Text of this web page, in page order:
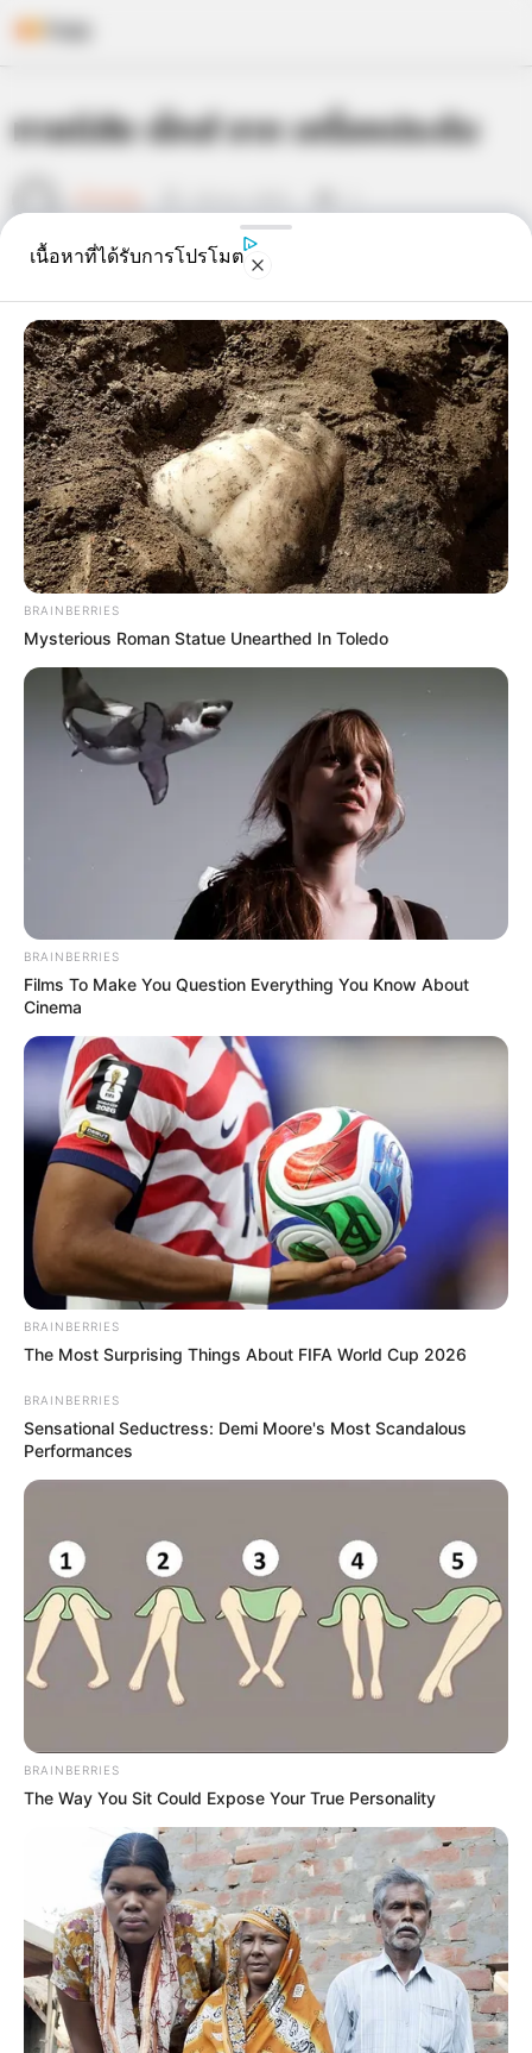
to
content
ทายนิสัย เซ็กส์ จาก เครื่องประดับ
แชร์
ทายนิสัย เซ็กส์ จาก เครื่องประดับ
สิ่งของหลายๆอย่างที่อยู่รอบตัวคุณล้วนแต่นำมา ทายนิสัย
ต่างๆ ที่อยู่ในตัวคุณได้ ไม่เว้นแม้กระทั่ง เครื่องประดับ ที่
สามารถบอกได้ว่าคุณมี ความนิยม เซ็กส์ แบบไหน
คุณชอบใส่ เครื่องประดับ แบบไหนกันครับ
ต่างหูคุณเป็นคนเคร่งครัดในจารีตประเพณี ทุกอย่างต้อง
ถูกต้องตามขนบธรรมเนียม ไม่ชิงสุกก่อนห่ามแน่นอน ใน
สายตาของผู้ชาย คุณคือผู้หญิงในอุดมคติของเขาเลยที
เดียว
เนื้อหาที่ได้รับการโปรโมต
BRAINBERRIES
Mysterious Roman Statue Unearthed In Toledo
BRAINBERRIES
Films To Make You Question Everything You Know About
Cinema
BRAINBERRIES
The Most Surprising Things About FIFA World Cup 2026
BRAINBERRIES
Sensational Seductress: Demi Moore's Most Scandalous
Performances
BRAINBERRIES
The Way You Sit Could Expose Your True Personality